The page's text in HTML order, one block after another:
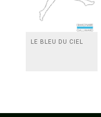
LE BLEU DU CIEL